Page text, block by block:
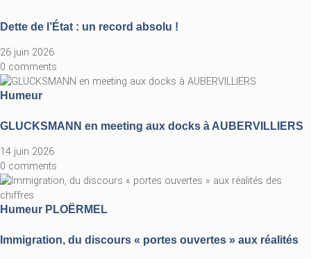
Dette de l’État : un record absolu !
26 juin 2026
0 comments
Humeur
GLUCKSMANN en meeting aux docks à AUBERVILLIERS
14 juin 2026
0 comments
Humeur PLOËRMEL
Immigration, du discours « portes ouvertes » aux réalités